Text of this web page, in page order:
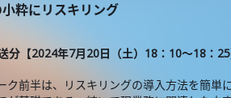
粋にリスキリング
分【2024年7月20日（土）18：10～18：25
ク前半は、リスキリングの導入方法を簡